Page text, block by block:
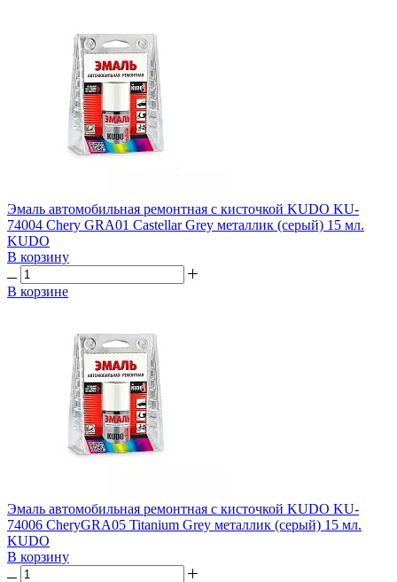
Эмаль автомобильная ремонтная с кисточкой KUDO KU-
74004 Chery GRA01 Castellar Grey металлик (серый) 15 мл.
KUDO
В корзину
В корзине
Эмаль автомобильная ремонтная с кисточкой KUDO KU-
74006 CheryGRA05 Titanium Grey металлик (серый) 15 мл.
KUDO
В корзину